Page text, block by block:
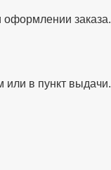
оформлении заказа.
или в пункт выдачи.